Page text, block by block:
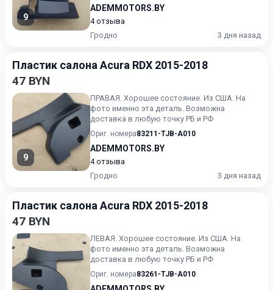
9
ADEMMOTORS.BY
4 отзыва
Гродно
3 дня назад
Пластик салона Acura RDX 2015-2018
47 BYN
9
ПРАВАЯ. Хорошее состояние. Из США. На
фото именно эта деталь. Возможна
доставка в любую точку РБ и РФ
Ориг. номера83211-TJB-A010
ADEMMOTORS.BY
4 отзыва
Гродно
3 дня назад
Пластик салона Acura RDX 2015-2018
47 BYN
ЛЕВАЯ. Хорошее состояние. Из США. На
фото именно эта деталь. Возможна
доставка в любую точку РБ и РФ
Ориг. номера83261-TJB-A010